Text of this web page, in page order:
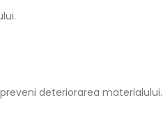
deteriorarea materialului.